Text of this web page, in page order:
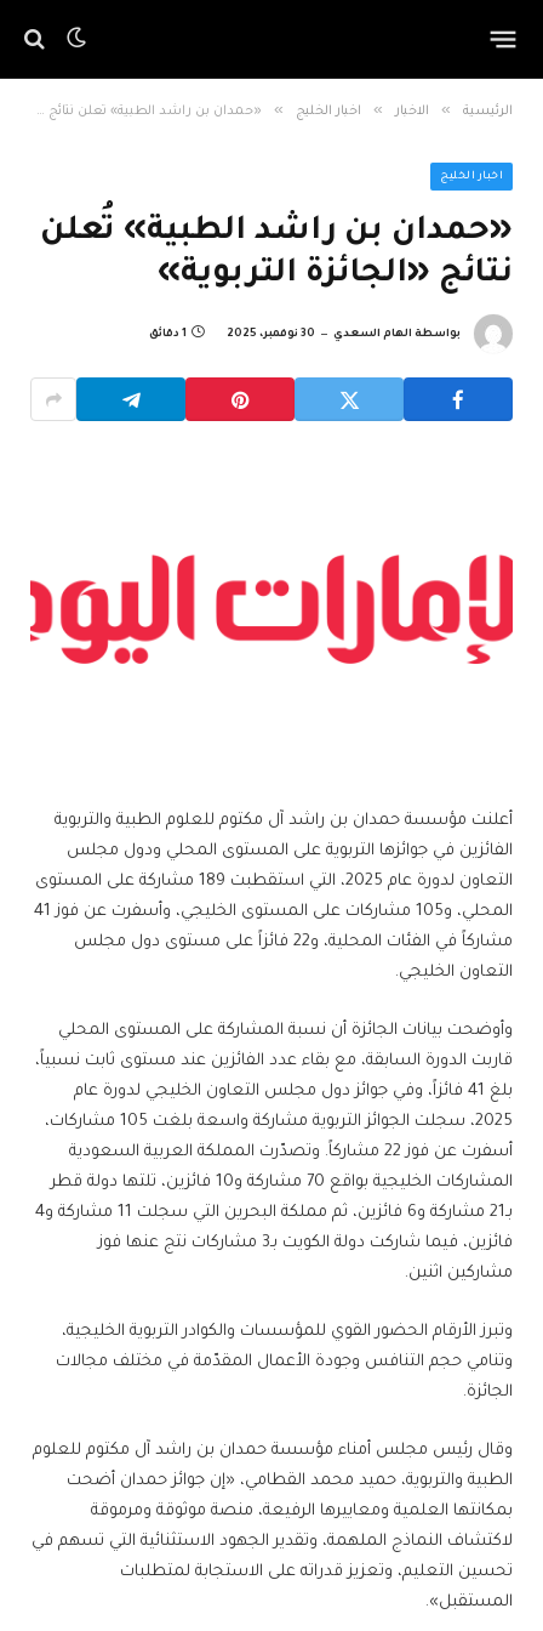
الرئيسية » الاخبار » اخبار الخليج » «حمدان بن راشد الطبية» تُعلن نتائج «الجائزة التربوية»
اخبار الخليج
«حمدان بن راشد الطبية» تُعلن
نتائج «الجائزة التربوية»
بواسطة الهام السعدي 30 نوفمبر، 2025 1 دقائق
أعلنت مؤسسة حمدان بن راشد آل مكتوم للعلوم الطبية والتربوية
الفائزين في جوائزها التربوية على المستوى المحلي ودول مجلس
التعاون لدورة عام 2025، التي استقطبت 189 مشاركة على المستوى
المحلي، و105 مشاركات على المستوى الخليجي، وأسفرت عن فوز 41
مشاركاً في الفئات المحلية، و22 فائزاً على مستوى دول مجلس
التعاون الخليجي.
وأوضحت بيانات الجائزة أن نسبة المشاركة على المستوى المحلي
قاربت الدورة السابقة، مع بقاء عدد الفائزين عند مستوى ثابت نسبياً،
بلغ 41 فائزاً، وفي جوائز دول مجلس التعاون الخليجي لدورة عام
2025، سجلت الجوائز التربوية مشاركة واسعة بلغت 105 مشاركات،
أسفرت عن فوز 22 مشاركاً. وتصدّرت المملكة العربية السعودية
المشاركات الخليجية بواقع 70 مشاركة و10 فائزين، تلتها دولة قطر
بـ21 مشاركة و6 فائزين، ثم مملكة البحرين التي سجلت 11 مشاركة و4
فائزين، فيما شاركت دولة الكويت بـ3 مشاركات نتج عنها فوز
مشاركين اثنين.
وتبرز الأرقام الحضور القوي للمؤسسات والكوادر التربوية الخليجية،
وتنامي حجم التنافس وجودة الأعمال المقدّمة في مختلف مجالات
الجائزة.
وقال رئيس مجلس أمناء مؤسسة حمدان بن راشد آل مكتوم للعلوم
الطبية والتربوية، حميد محمد القطامي، «إن جوائز حمدان أضحت
بمكانتها العلمية ومعاييرها الرفيعة، منصة موثوقة ومرموقة
لاكتشاف النماذج الملهمة، وتقدير الجهود الاستثنائية التي تسهم في
تحسين التعليم، وتعزيز قدراته على الاستجابة لمتطلبات
المستقبل».